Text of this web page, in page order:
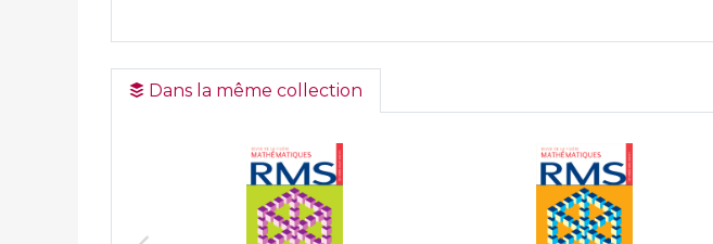
Dans la même collection